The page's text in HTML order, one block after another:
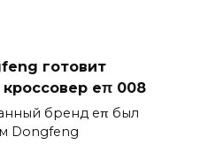
готовит
eπ 008
бренд eπ был
Dongfeng